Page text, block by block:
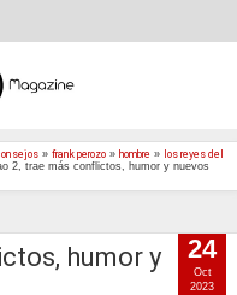
» frank perozo » hombre » los reyes del
2, trae más conflictos, humor y nuevos
humor y
24
Oct
2023